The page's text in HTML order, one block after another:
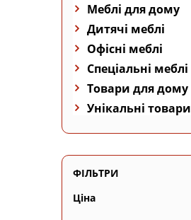
Меблі для дому
Дитячі меблі
Офісні меблі
Спеціальні меблі
Товари для дому
Унікальні товари
ФІЛЬТРИ
Ціна